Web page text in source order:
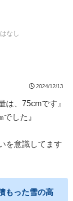
なし
2024/12/13
は、75cmです』
した』
を意識してます
もった雪の高